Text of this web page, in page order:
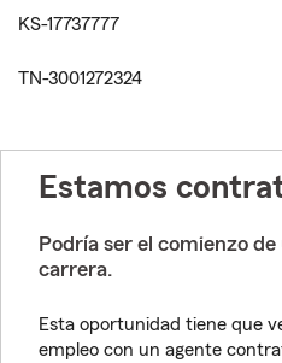
KS-17737777
TN-3001272324
Estamos
Podría ser el comienzo
carrera.
Esta oportunidad tiene que
empleo con un agente